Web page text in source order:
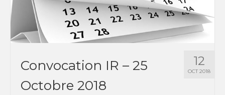
12
OCT 2018
Convocation IR – 25
Octobre 2018